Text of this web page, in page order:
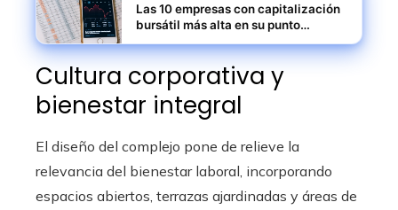
Las 10 empresas con capitalización
bursátil más alta en su punto
máximo
Cultura corporativa y
bienestar integral
El diseño del complejo pone de relieve la
relevancia del bienestar laboral, incorporando
espacios abiertos, terrazas ajardinadas y áreas de